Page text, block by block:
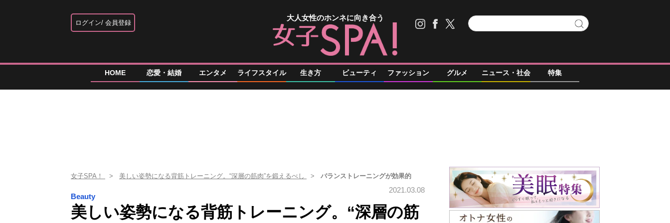
ログイン 会員登録
大人女性のホンネに向き合う
HOME 恋愛・結婚 エンタメ ライフスタイル 生き方 ビューティ ファッション グルメ ニュース・社会 特集
女子SPA！ 美しい姿勢になる背筋トレーニング。“深層の筋肉”を鍛えるべし バランストレーニングが効果的
Beauty
2021.03.08
美しい姿勢になる背筋トレーニング。“深層の筋